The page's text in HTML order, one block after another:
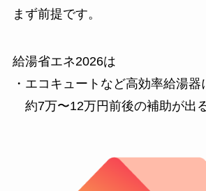
まず前提です。
給湯省エネ2026は
・エコキュートなど高効率給湯器
約7万〜12万円前後の補助が出